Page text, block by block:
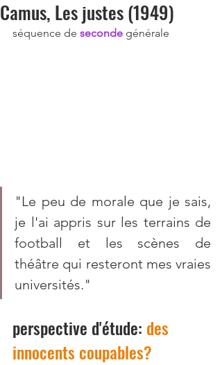
Camus, Les justes (1949)
séquence de seconde générale
"Le peu de morale que je sais,
je l'ai appris sur les terrains de
football et les scènes de
théâtre qui resteront mes vraies
universités."
perspective d'étude: des
innocents coupables?